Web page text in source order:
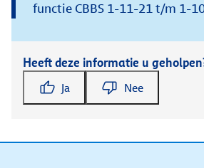
functie CBBS 1-11-21 t/m 1-
Heeft deze informatie u
Ja Nee